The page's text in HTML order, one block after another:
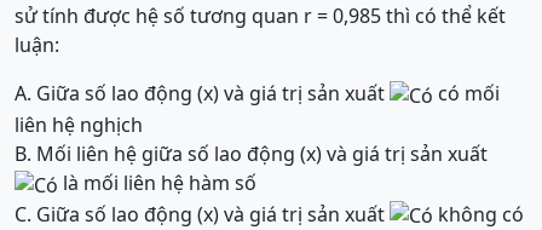
sử tính được hệ số tương quan r = 0,985 thì có thể kết
luận:
A. Giữa số lao động (x) và giá trị sản xuất
có mối
liên hệ nghịch
B. Mối liên hệ giữa số lao động (x) và giá trị sản xuất
là mối liên hệ hàm số
C. Giữa số lao động (x) và giá trị sản xuất
không có